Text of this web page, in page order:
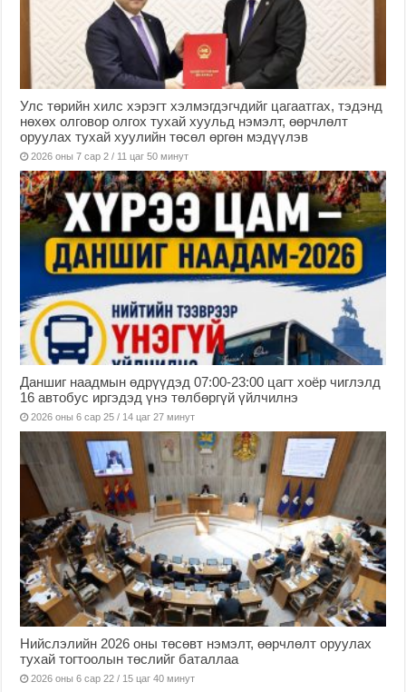
Улс төрийн хилс хэрэгт хэлмэгдэгчдийг цагаатгах, тэдэнд
нөхөх олговор олгох тухай хуульд нэмэлт, өөрчлөлт
оруулах тухай хуулийн төсөл өргөн мэдүүлэв
2026 оны 7 сар 2 / 11 цаг 50 минут
Даншиг наадмын өдрүүдэд 07:00-23:00 цагт хоёр чиглэлд
16 автобус иргэдэд үнэ төлбөргүй үйлчилнэ
2026 оны 6 сар 25 / 14 цаг 27 минут
Нийслэлийн 2026 оны төсөвт нэмэлт, өөрчлөлт оруулах
тухай тогтоолын төслийг баталлаа
2026 оны 6 сар 22 / 15 цаг 40 минут